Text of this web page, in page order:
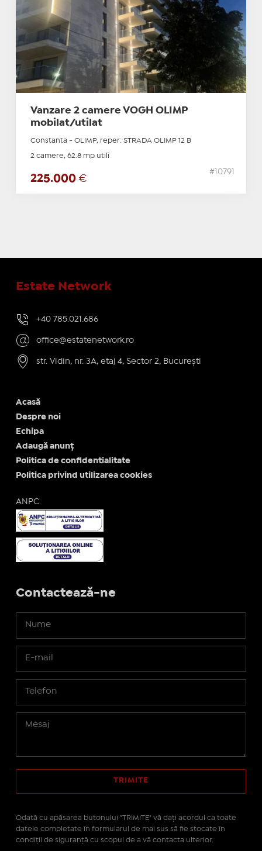
Vanzare 2 camere VOGH OLIMP
mobilat/utilat
Constanta - OLIMP, reper: STRADA OLIMP 12 B
2 camere, 62.8 mp utili
225.000 €
#10791
Estate Network
+40 785.021.686
office@estatenetwork.ro
str. Vidin, nr. 3A, etaj 4, Sector 2, București
Acasă
Despre noi
Echipa
Adaugă anunț
Politica de confidentialitate
Politica privind utilizarea cookies
ANPC
Contactează-ne
Odată cu apăsarea butonului "TRIMITE" vă daţi acordul ca toate
datele completate în formularul de mai sus să fie stocate în
condiţii de siguranţă cu scopul de a vă contacta ulterior.